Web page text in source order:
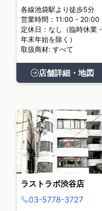
各線池袋駅より徒歩5分
営業時間：11:00 - 20:00
定休日：なし（臨時休業・
年末年始を除く）
取扱商材: すべて
店舗詳細・地図
ラストラボ渋谷店
03-5778-3727